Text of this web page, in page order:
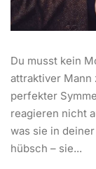
Du musst kein
attraktiver Mann
perfekter
reagieren nicht
was sie in
hübsch – sie...